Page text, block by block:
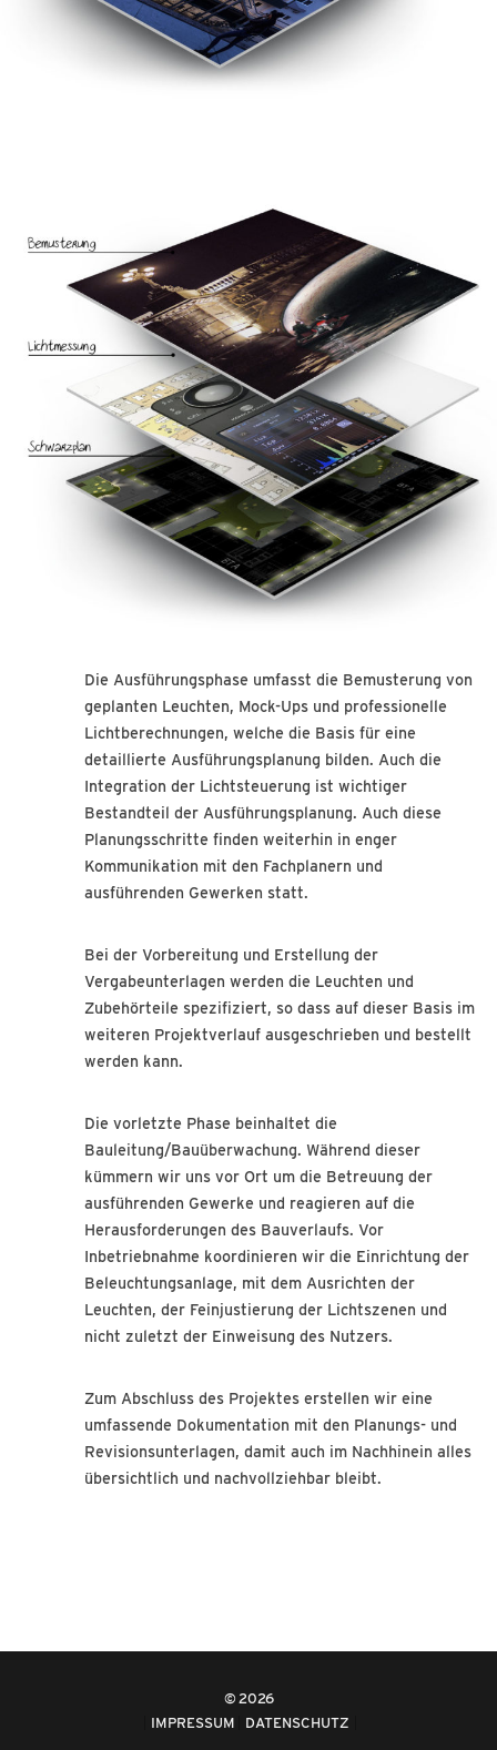
Die Ausführungsphase umfasst die Bemusterung von
geplanten Leuchten, Mock-Ups und professionelle
Lichtberechnungen, welche die Basis für eine
detaillierte Ausführungsplanung bilden. Auch die
Integration der Lichtsteuerung ist wichtiger
Bestandteil der Ausführungsplanung. Auch diese
Planungsschritte finden weiterhin in enger
Kommunikation mit den Fachplanern und
ausführenden Gewerken statt.
Bei der Vorbereitung und Erstellung der
Vergabeunterlagen werden die Leuchten und
Zubehörteile spezifiziert, so dass auf dieser Basis im
weiteren Projektverlauf ausgeschrieben und bestellt
werden kann.
Die vorletzte Phase beinhaltet die
Bauleitung/Bauüberwachung. Während dieser
kümmern wir uns vor Ort um die Betreuung der
ausführenden Gewerke und reagieren auf die
Herausforderungen des Bauverlaufs. Vor
Inbetriebnahme koordinieren wir die Einrichtung der
Beleuchtungsanlage, mit dem Ausrichten der
Leuchten, der Feinjustierung der Lichtszenen und
nicht zuletzt der Einweisung des Nutzers.
Zum Abschluss des Projektes erstellen wir eine
umfassende Dokumentation mit den Planungs- und
Revisionsunterlagen, damit auch im Nachhinein alles
übersichtlich und nachvollziehbar bleibt.
2026
IMPRESSUM
DATENSCHUTZ